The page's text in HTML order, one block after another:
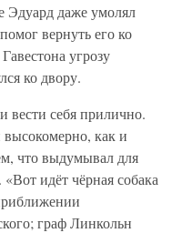
даже умолял
вернуть его ко
угрозу
ко двору.
вести себя прилично.
высокомерно, как и
что выдумывал для
идёт чёрная собака
граф Линкольн